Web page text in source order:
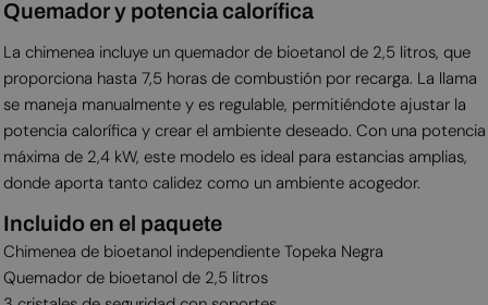
Quemador y potencia calorífica
La chimenea incluye un quemador de bioetanol de 2,5 litros, que
proporciona hasta 7,5 horas de combustión por recarga. La llama
se maneja manualmente y es regulable, permitiéndote ajustar la
potencia calorífica y crear el ambiente deseado. Con una potencia
máxima de 2,4 kW, este modelo es ideal para estancias amplias,
donde aporta tanto calidez como un ambiente acogedor.
Incluido en el paquete
Chimenea de bioetanol independiente Topeka Negra
Quemador de bioetanol de 2,5 litros